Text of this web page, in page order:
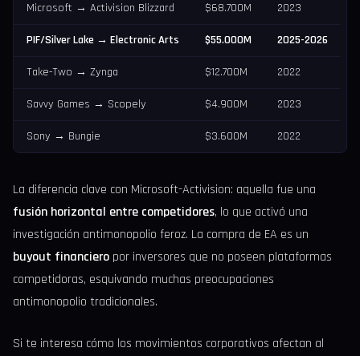
Microsoft → Activision Blizzard $68.700M 2023
PIF/Silver Lake → Electronic Arts $55.000M 2025-2026
Take-Two → Zynga $12.700M 2022
Savvy Games → Scopely $4.900M 2023
Sony → Bungie $3.600M 2022
La diferencia clave con Microsoft-Activision: aquella fue una
fusión horizontal entre competidores, lo que activó una
investigación antimonopolio feroz. La compra de EA es un
buyout financiero por inversores que no poseen plataformas
competidoras, esquivando muchas preocupaciones
antimonopolio tradicionales.
Si te interesa cómo los movimientos corporativos afectan al